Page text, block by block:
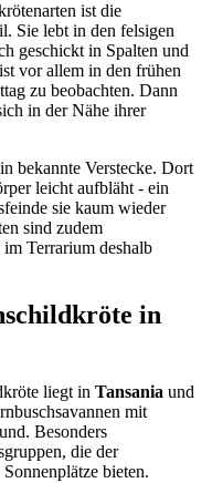
ist die
Sie lebt in den felsigen
geschickt in Spalten und
vor allem in den frühen
zu beobachten. Dann
in der Nähe ihrer
bekannte Verstecke. Dort
leicht aufbläht - ein
sie kaum wieder
sind zudem
Terrarium deshalb
in
liegt in Tansania und
mit
Besonders
die der
bieten.